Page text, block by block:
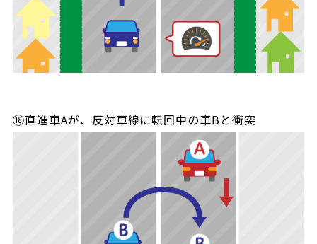
⑱直進車Aが、反対車線に転回中の車Bと衝突